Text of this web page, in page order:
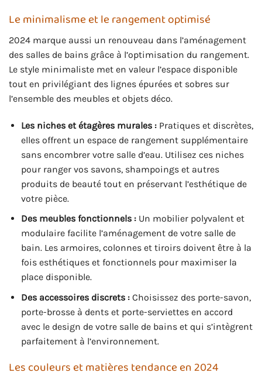
Le minimalisme et le rangement optimisé
2024 marque aussi un renouveau dans l’aménagement
des salles de bains grâce à l’optimisation du rangement.
Le style minimaliste met en valeur l’espace disponible
tout en privilégiant des lignes épurées et sobres sur
l’ensemble des meubles et objets déco.
Les niches et étagères murales :Pratiques et discrètes,
elles offrent un espace de rangement supplémentaire
sans encombrer votre salle d’eau. Utilisez ces niches
pour ranger vos savons, shampoings et autres
produits de beauté tout en préservant l’esthétique de
votre pièce.
Des meubles fonctionnels :Un mobilier polyvalent et
modulaire facilite l’aménagement de votre salle de
bain. Les armoires, colonnes et tiroirs doivent être à la
fois esthétiques et fonctionnels pour maximiser la
place disponible.
Des accessoires discrets :Choisissez des porte-savon,
porte-brosse à dents et porte-serviettes en accord
avec le design de votre salle de bains et qui s’intègrent
parfaitement à l’environnement.
Les couleurs et matières tendance en 2024